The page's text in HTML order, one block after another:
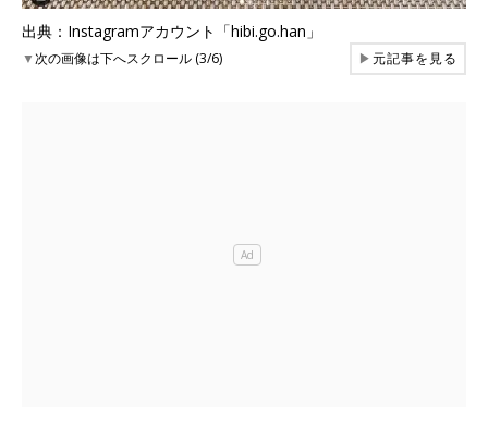
出典：Instagramアカウント「hibi.go.han」
▼次の画像は下へスクロール (3/6) ▶元記事を見る